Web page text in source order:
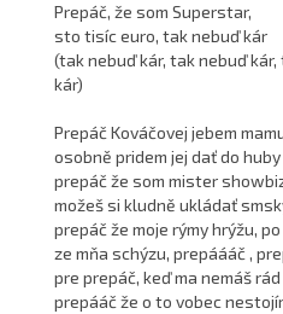
Prepáč, že som Superstar,
sto tisíc euro, tak nebuď kár
(tak nebuď kár, tak nebuď
kár)
Prepáč Kováčovej jebem
osobně pridem jej dať do
prepáč že som mister
možeš si kludně ukládať
prepáč že moje rýmy hrýžu,
ze mňa schýzu, prepáááč ,
pre prepáč, keď ma nemáš
prepááč že o to vobec